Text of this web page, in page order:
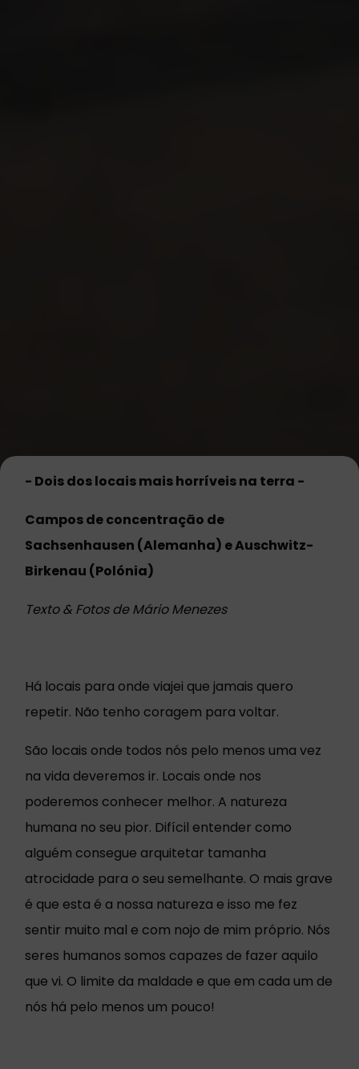
- Dois dos locais mais horríveis na terra -
Campos de concentração de
Sachsenhausen (Alemanha) e Auschwitz-
Birkenau (Polónia)
Texto & Fotos de Mário Menezes
Há locais para onde viajei que jamais quero
repetir. Não tenho coragem para voltar.
São locais onde todos nós pelo menos uma vez
na vida deveremos ir. Locais onde nos
poderemos conhecer melhor. A natureza
humana no seu pior. Difícil entender como
alguém consegue arquitetar tamanha
atrocidade para o seu semelhante. O mais grave
é que esta é a nossa natureza e isso me fez
sentir muito mal e com nojo de mim próprio. Nós
seres humanos somos capazes de fazer aquilo
que vi. O limite da maldade e que em cada um de
nós há pelo menos um pouco!